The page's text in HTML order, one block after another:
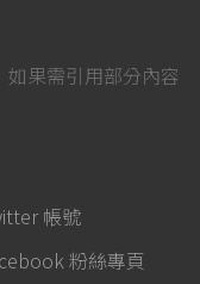
果需引用部分內容
帳號
粉絲專頁